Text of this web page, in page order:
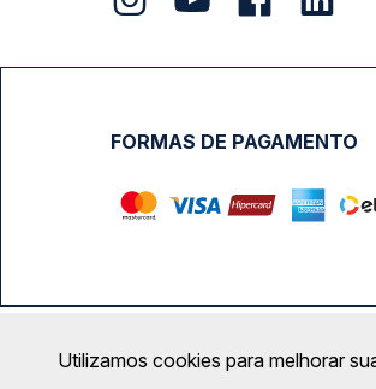
FORMAS DE PAGAMENTO
Calçada das Margaridas, 163 - Sala
Utilizamos cookies para melhorar